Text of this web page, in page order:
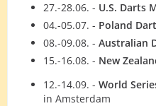
27.-28.06. - U.S. Darts
04.-05.07. - Poland
08.-09.08. - Australian
15.-16.08. - New
12.-14.09. - World
in Amsterdam